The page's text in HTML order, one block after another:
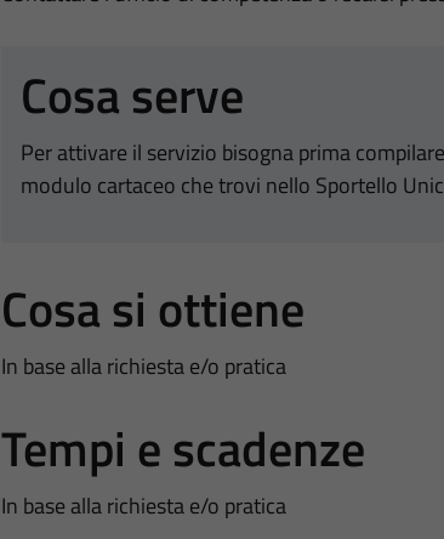
Cosa serve
Per attivare il servizio bisogna prima
modulo cartaceo che trovi nello Sportello
Cosa si ottiene
In base alla richiesta e/o pratica
Tempi e scadenze
In base alla richiesta e/o pratica